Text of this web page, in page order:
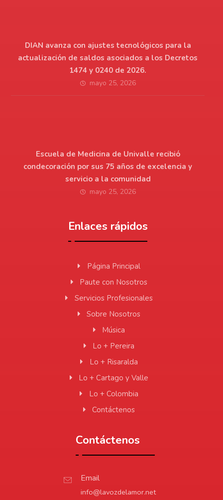
DIAN avanza con ajustes tecnológicos para la
actualización de saldos asociados a los Decretos
1474 y 0240 de 2026.
mayo 25, 2026
Escuela de Medicina de Univalle recibió
condecoración por sus 75 años de excelencia y
servicio a la comunidad
mayo 25, 2026
Enlaces rápidos
Página Principal
Paute con Nosotros
Servicios Profesionales
Sobre Nosotros
Música
Lo + Pereira
Lo + Risaralda
Lo + Cartago y Valle
Lo + Colombia
Contáctenos
Contáctenos
Email
info@lavozdelamor.net